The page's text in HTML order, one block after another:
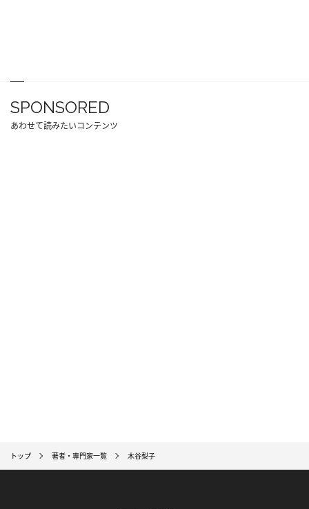
SPONSORED
あわせて読みたいコンテンツ
トップ 著者・専門家一覧 木谷梨子